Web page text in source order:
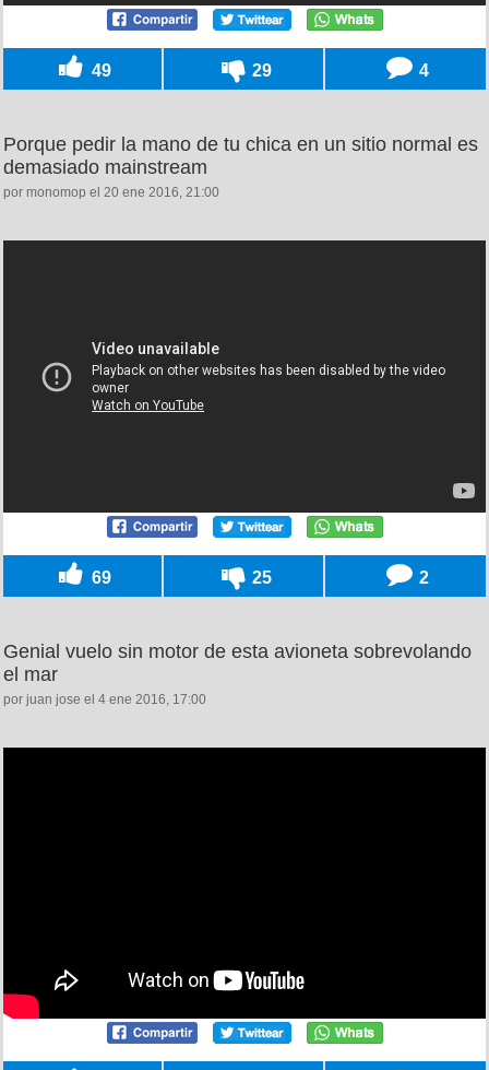
49 29 4
Porque pedir la mano de tu chica en un sitio normal es
demasiado mainstream
por monomop el 20 ene 2016, 21:00
69 25 2
Genial vuelo sin motor de esta avioneta sobrevolando
el mar
por juan jose el 4 ene 2016, 17:00